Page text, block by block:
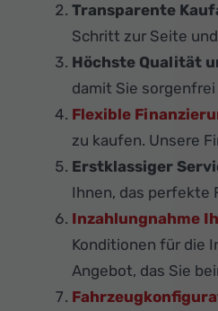
Transparente
Schritt zur Seite
Höchste Qualität
damit Sie
Flexible
zu kaufen. Unsere
Erstklassiger
Ihnen, das perfekte
Inzahlungnahme
Konditionen für die
Angebot, das Sie